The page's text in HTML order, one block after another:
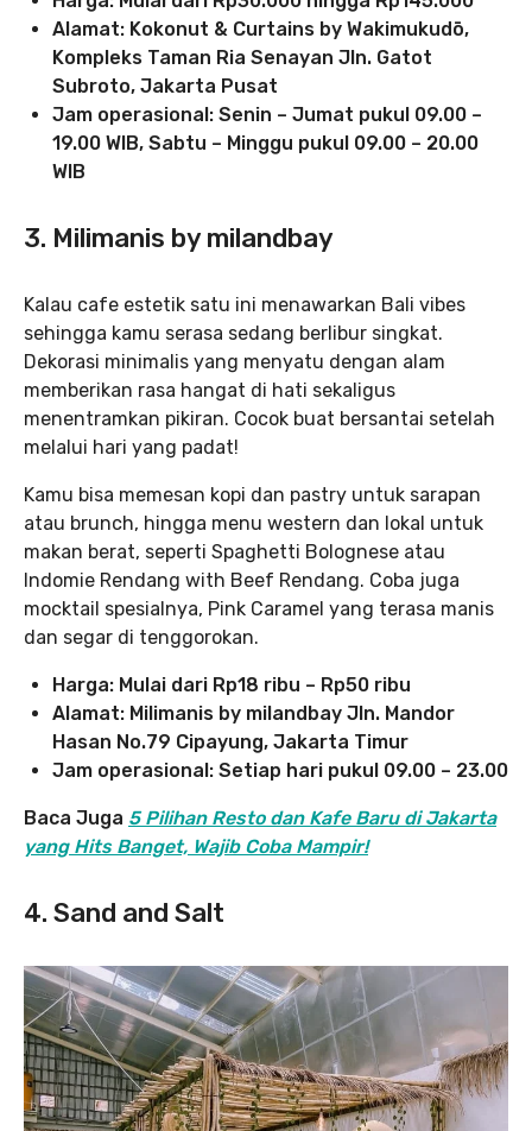
Alamat: Kokonut & Curtains by Wakimukudō,
Kompleks Taman Ria Senayan Jln. Gatot
Subroto, Jakarta Pusat
Jam operasional: Senin – Jumat pukul 09.00 –
19.00 WIB, Sabtu – Minggu pukul 09.00 – 20.00
WIB
3. Milimanis by milandbay
Kalau cafe estetik satu ini menawarkan Bali vibes
sehingga kamu serasa sedang berlibur singkat.
Dekorasi minimalis yang menyatu dengan alam
memberikan rasa hangat di hati sekaligus
menentramkan pikiran. Cocok buat bersantai setelah
melalui hari yang padat!
Kamu bisa memesan kopi dan pastry untuk sarapan
atau brunch, hingga menu western dan lokal untuk
makan berat, seperti Spaghetti Bolognese atau
Indomie Rendang with Beef Rendang. Coba juga
mocktail spesialnya, Pink Caramel yang terasa manis
dan segar di tenggorokan.
Harga: Mulai dari Rp18 ribu – Rp50 ribu
Alamat: Milimanis by milandbay Jln. Mandor
Hasan No.79 Cipayung, Jakarta Timur
Jam operasional: Setiap hari pukul 09.00 – 23.00
Baca Juga 5 Pilihan Resto dan Kafe Baru di Jakarta
yang Hits Banget, Wajib Coba Mampir!
4. Sand and Salt